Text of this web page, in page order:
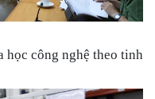
học công nghệ theo tinh